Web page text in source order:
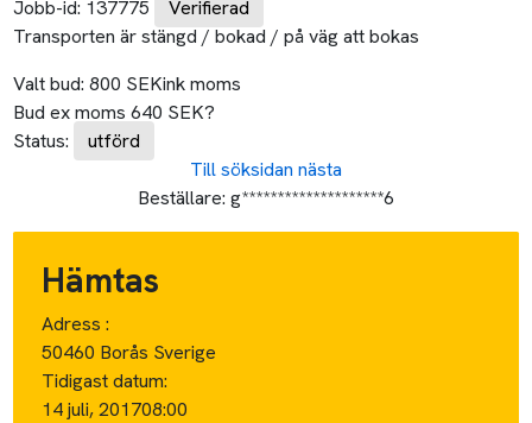
Jobb-id: 137775
Verifierad
Transporten är stängd / bokad / på väg att bokas
Valt bud: 800 SEKink moms
Bud ex moms640 SEK?
Status:
utförd
Till söksidan nästa
Beställare: g********************6
Hämtas
Adress :
50460 Borås Sverige
Tidigast datum:
14 juli, 201708:00